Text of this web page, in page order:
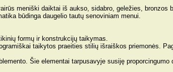
meniški daiktai iš aukso, sidabro, geležies, bronzos
būdinga daugelio tautų senoviniam menui.
formų ir konstrukcijų taikymas.
taikytos praeities stilių išraiškos priemonės.
Šie elementai tarpusavyje susiję